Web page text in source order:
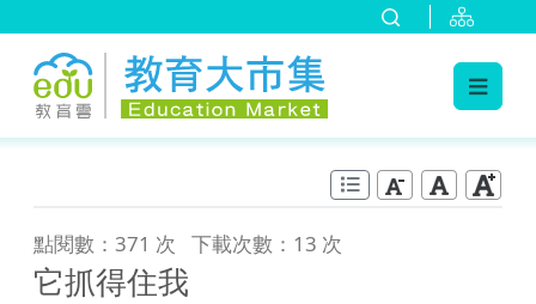
點閱數：371 次 下載次數：13 次
它抓得住我